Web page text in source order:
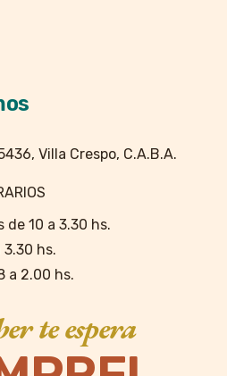
Villa Crespo, C.A.B.A.
de 10 a 3.30 hs.
3.30 hs.
a 2.00 hs.
te espera